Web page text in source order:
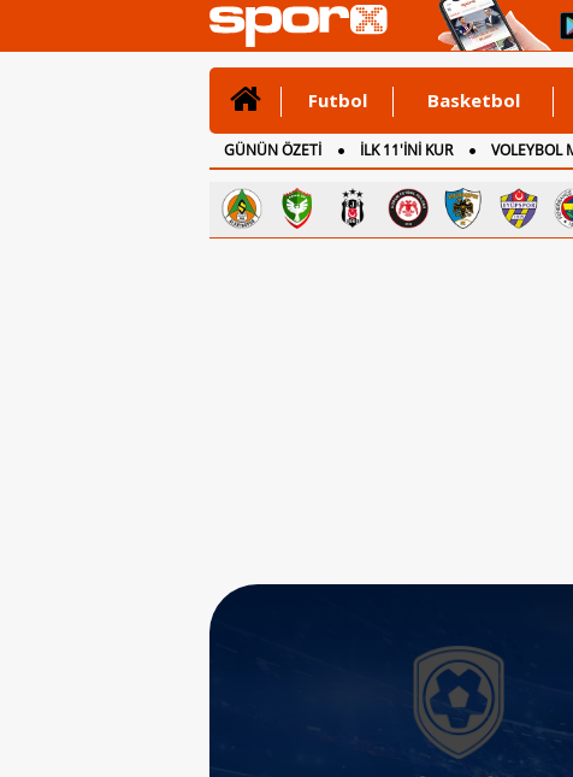
Futbol Basketbol
GÜNÜN ÖZETİ İLK 11'İNİ KUR VOLEYBOL
CANLI ANLATIM
İNGİLTERE